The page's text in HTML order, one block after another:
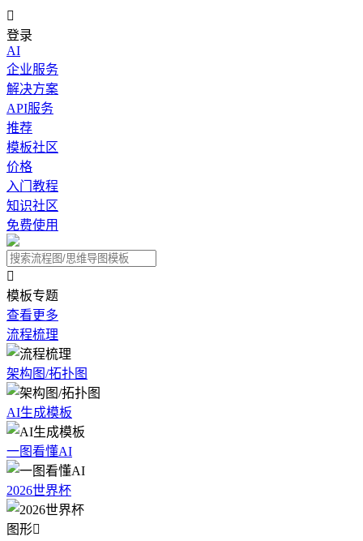

登录
AI
企业服务
解决方案
API服务
推荐
模板社区
价格
入门教程
知识社区
免费使用

模板专题
查看更多
流程梳理
架构图/拓扑图
AI生成模板
一图看懂AI
2026世界杯
图形